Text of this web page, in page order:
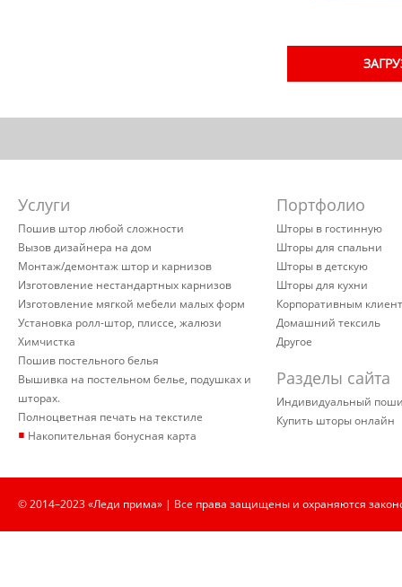
Услуги
Пошив штор любой сложности
Вызов дизайнера на дом
Монтаж/демонтаж штор и карнизов
Изготовление нестандартных карнизов
Изготовление мягкой мебели малых форм
Установка ролл-штор, плиссе, жалюзи
Химчистка
Пошив постельного белья
Вышивка на постельном белье, подушках и
шторах.
Полноцветная печать на текстиле
▪ Накопительная бонусная карта
Портфолио
Шторы в гостинную
Шторы для спальни
Шторы в детскую
Шторы для кухни
Корпоративным
Домашний тексиль
Другое
Разделы сайта
Индивидуальный
Купить шторы онлайн
© 2014–2023 «Леди прима» | Все права защищены и охраняются